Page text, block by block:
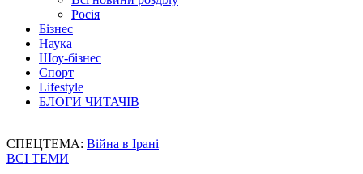
Росія
Бізнес
Наука
Шоу-бізнес
Спорт
Lifestyle
БЛОГИ ЧИТАЧІВ
СПЕЦТЕМА: Війна в Ірані
ВСІ ТЕМИ